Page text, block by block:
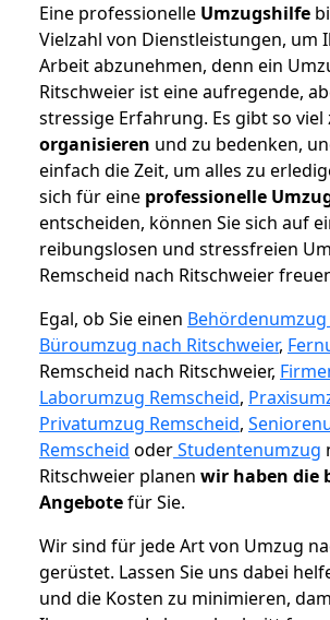
Eine professionelle Umzugshilfe
Vielzahl von Dienstleistungen, um
Arbeit abzunehmen, denn ein
Ritschweier ist eine aufregende,
stressige Erfahrung. Es gibt so viel
organisieren und zu bedenken,
einfach die Zeit, um alles zu
sich für eine professionelle
entscheiden, können Sie sich auf
reibungslosen und stressfreien
Remscheid nach Ritschweier
Egal, ob Sie einen Behördenumzug
Büroumzug nach Ritschweier,
Remscheid nach Ritschweier,
Laborumzug Remscheid,
Privatumzug Remscheid,
Remscheid oderStudentenumzug
Ritschweier planen wir haben die
Angebotefür Sie.
Wir sind für jede Art von Umzug
gerüstet. Lassen Sie uns dabei
und die Kosten zu minimieren,